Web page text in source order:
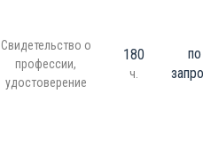
Свидетельство о
профессии,
удостоверение
180
ч.
по